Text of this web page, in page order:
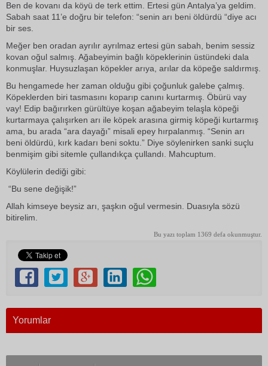
Ben de kovanı da köyü de terk ettim. Ertesi gün Antalya’ya geldim.
Sabah saat 11’e doğru bir telefon: “senin arı beni öldürdü “diye acı
bir ses.
Meğer ben oradan ayrılır ayrılmaz ertesi gün sabah, benim sessiz
kovan oğul salmış. Ağabeyimin bağlı köpeklerinin üstündeki dala
konmuşlar. Huysuzlaşan köpekler arıya, arılar da köpeğe saldırmış.
Bu hengamede her zaman olduğu gibi çoğunluk galebe çalmış.
Köpeklerden biri tasmasını koparıp canını kurtarmış. Öbürü vay
vay! Edip bağırırken gürültüye koşan ağabeyim telaşla köpeği
kurtarmaya çalışırken arı ile köpek arasına girmiş köpeği kurtarmış
ama, bu arada “ara dayağı” misali epey hırpalanmış. “Senin arı
beni öldürdü, kırk kadarı beni soktu.” Diye söylenirken sanki suçlu
benmişim gibi sitemle çullandıkça çullandı. Mahcuptum.
Köylülerin dediği gibi:
“Bu sene değişik!”
Allah kimseye beysiz arı, şaşkın oğul vermesin. Duasıyla sözü
bitirelim.
Bu yazı toplam 1369 defa okunmuştur.
Yorumlar